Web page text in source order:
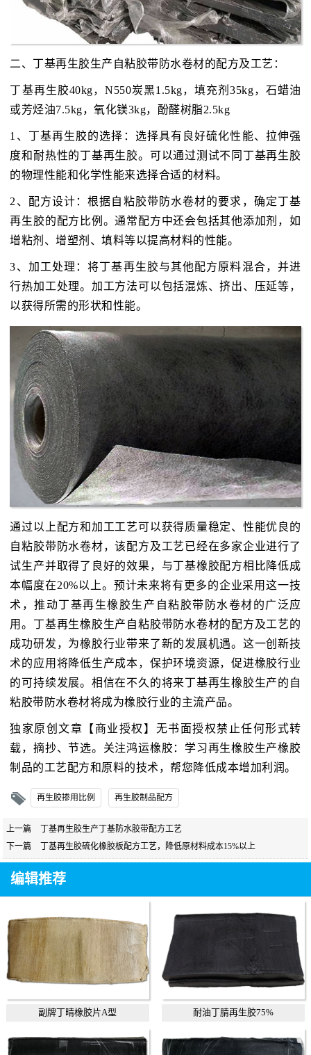
二、丁基再生胶生产自粘胶带防水卷材的配方及工艺：
丁基再生胶40kg，N550炭黑1.5kg，填充剂35kg，石蜡油
或芳烃油7.5kg，氧化镁3kg，酚醛树脂2.5kg
1、丁基再生胶的选择：选择具有良好硫化性能、拉伸强
度和耐热性的丁基再生胶。可以通过测试不同丁基再生胶
的物理性能和化学性能来选择合适的材料。
2、配方设计：根据自粘胶带防水卷材的要求，确定丁基
再生胶的配方比例。通常配方中还会包括其他添加剂，如
增粘剂、增塑剂、填料等以提高材料的性能。
3、加工处理：将丁基再生胶与其他配方原料混合，并进
行热加工处理。加工方法可以包括混炼、挤出、压延等，
以获得所需的形状和性能。
通过以上配方和加工工艺可以获得质量稳定、性能优良的
自粘胶带防水卷材，该配方及工艺已经在多家企业进行了
试生产并取得了良好的效果，与丁基橡胶配方相比降低成
本幅度在20%以上。预计未来将有更多的企业采用这一技
术，推动丁基再生橡胶生产自粘胶带防水卷材的广泛应
用。丁基再生橡胶生产自粘胶带防水卷材的配方及工艺的
成功研发，为橡胶行业带来了新的发展机遇。这一创新技
术的应用将降低生产成本，保护环境资源，促进橡胶行业
的可持续发展。相信在不久的将来丁基再生橡胶生产的自
粘胶带防水卷材将成为橡胶行业的主流产品。
独家原创文章【商业授权】无书面授权禁止任何形式转
载，摘抄、节选。关注鸿运橡胶：学习再生橡胶生产橡胶
制品的工艺配方和原料的技术，帮您降低成本增加利润。
再生胶掺用比例 再生胶制品配方
上一篇
丁基再生胶生产丁基防水胶带配方工艺
下一篇
丁基再生胶硫化橡胶板配方工艺，降低原材料成本15%以上
编辑推荐
副牌丁晴橡胶片A型 耐油丁腈再生胶75%